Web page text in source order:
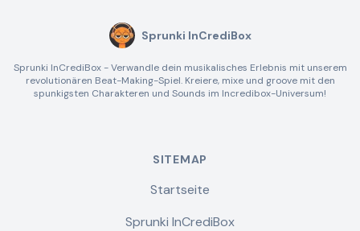
Sprunki InCrediBox
Sprunki InCrediBox - Verwandle dein musikalisches Erlebnis mit unserem
revolutionären Beat-Making-Spiel. Kreiere, mixe und groove mit den
spunkigsten Charakteren und Sounds im Incredibox-Universum!
SITEMAP
Startseite
Sprunki InCrediBox